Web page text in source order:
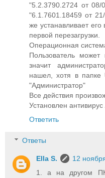
"5.2.3790.2724 от 08/
"6.1.7601.18459 от
же устанавливает
первой перезагрузки.
Операционная
Пользователь
значит
нашел, хотя в
"Администратор"
Все действия
Установлен антивирус
Ответить
Ответы
Ella S.
12
1. а на другом ПК